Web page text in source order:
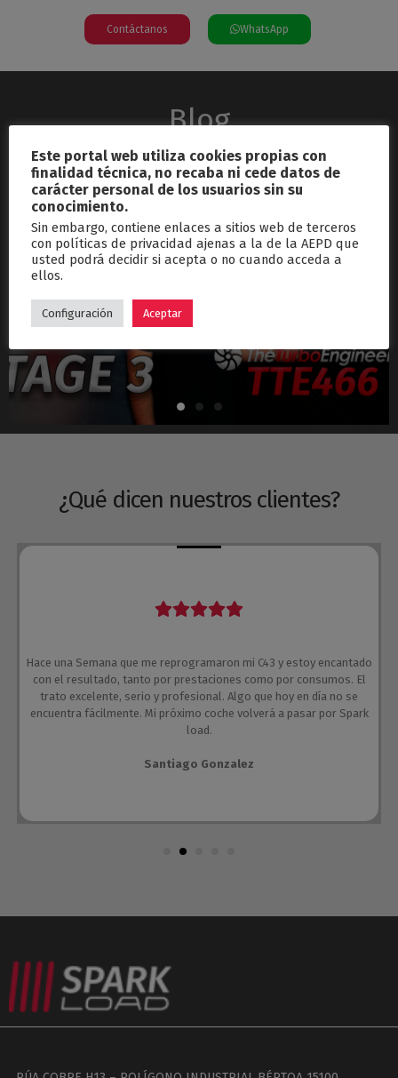
Contáctanos WhatsApp
Blog
septiembre 26, 2024
Hyundai i30N Stage 3 – Turbo TTE466
¿Qué dicen nuestros clientes?
Hace una Semana que me reprogramaron mi C43 y estoy encantado
con el resultado, tanto por prestaciones como por consumos. El
trato excelente, serio y profesional. Algo que hoy en día no se
encuentra fácilmente. Mi próximo coche volverá a pasar por Spark
load.
Santiago Gonzalez
Este portal web utiliza cookies propias con
finalidad técnica, no recaba ni cede datos de
carácter personal de los usuarios sin su
conocimiento.
Sin embargo, contiene enlaces a sitios web de terceros
con políticas de privacidad ajenas a la de la AEPD que
usted podrá decidir si acepta o no cuando acceda a
ellos.
Configuración Aceptar